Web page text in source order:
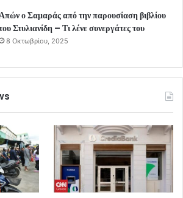
ο Σαμαράς από την παρουσίαση βιβλίου
Στυλιανίδη – Τι λένε συνεργάτες του
8 Οκτωβρίου, 2025